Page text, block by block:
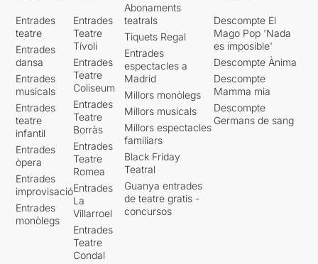
Entrades
teatre
Entrades
dansa
Entrades
musicals
Entrades
teatre
infantil
Entrades
òpera
Entrades
improvisació
Entrades
monòlegs
Entrades
Teatre
Tívoli
Entrades
Teatre
Coliseum
Entrades
Teatre
Borràs
Entrades
Teatre
Romea
Entrades
La
Villarroel
Entrades
Teatre
Condal
Abonaments
teatrals
Tiquets Regal
Entrades
espectacles a
Madrid
Millors monòlegs
Millors musicals
Millors espectacles
familiars
Black Friday
Teatral
Guanya entrades
de teatre gratis -
concursos
Descompte El
Mago Pop 'Nada
es imposible'
Descompte Ànima
Descompte
Mamma mia
Descompte
Germans de sang